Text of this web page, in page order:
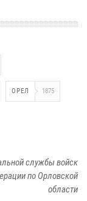
ОРЕЛ 1875
службы войск
по Орловской
области